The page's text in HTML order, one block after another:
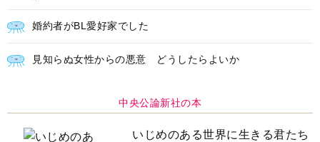
婚約者がBL愛好家でした
見知らぬ女性からの悪意 どうしたらよいか
中央公論新社の本
いじめのある世界に生きる君たち